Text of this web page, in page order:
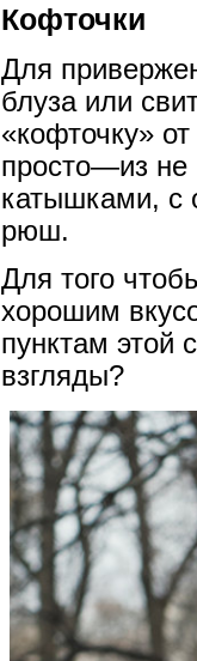
Кофточки
Для
блуза или
«кофточку»
просто—из не
катышками, с
рюш.
Для того
хорошим
пунктам этой
взгляды?